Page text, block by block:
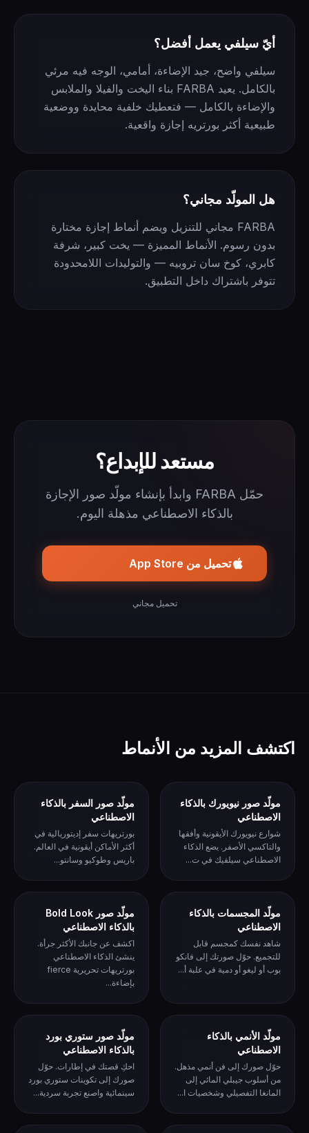
أيّ سيلفي يعمل أفضل؟
سيلفي واضح، جيد الإضاءة، أمامي، الوجه فيه مرئي
بالكامل. يعيد FARBA بناء اليخت والفيلا والملابس
والإضاءة بالكامل — فتعطيك خلفية محايدة ووضعية
طبيعية أكثر بورتريه إجازة واقعية.
هل المولّد مجاني؟
FARBA مجاني للتنزيل ويضم أنماط إجازة مختارة
بدون رسوم. الأنماط المميزة — يخت كبير، شرفة
كابري، كوخ سان تروبيه — والتوليدات اللامحدودة
تتوفر باشتراك داخل التطبيق.
مستعد للإبداع؟
حمّل FARBA وابدأ بإنشاء مولّد صور الإجازة
بالذكاء الاصطناعي مذهلة اليوم.
تحميل من App Store
تحميل مجاني
اكتشف المزيد من الأنماط
مولّد صور نيويورك بالذكاء
الاصطناعي
شوارع نيويورك الأيقونية وأفقها
والتاكسي الأصفر. يضع الذكاء
الاصطناعي سيلفيك في ت...
مولّد صور السفر بالذكاء
الاصطناعي
بورتريهات سفر إديتوريالية في
أكثر الأماكن أيقونية في العالم.
باريس وطوكيو وسانتو...
مولّد المجسمات بالذكاء
الاصطناعي
شاهد نفسك كمجسم قابل
للتجميع. حوّل صورتك إلى فانكو
بوب أو ليغو أو دمية في علبة أ...
مولّد صور Bold Look
بالذكاء الاصطناعي
اكشف عن جانبك الأكثر جرأة.
ينشئ الذكاء الاصطناعي
بورتريهات تحريرية fierce
بإضاءة...
مولّد الأنمي بالذكاء
الاصطناعي
حوّل صورك إلى فن أنمي مذهل.
من أسلوب جيبلي المائي إلى
المانغا التفصيلي وشخصيات ا...
مولّد صور ستوري بورد
بالذكاء الاصطناعي
احكِ قصتك في إطارات. حوّل
صورك إلى تكوينات ستوري بورد
سينمائية واصنع تجربة سردية...